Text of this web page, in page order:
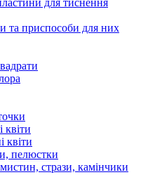
та приспособи для них
квіти
квіти
пелюстки
стрази, камінчики